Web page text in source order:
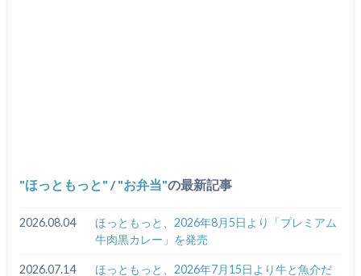
ほっともっと / お弁当 の最新記事
2026.08.04
ほっともっと、2026年8月5日より「プレミアム
牛肉黒カレー」を発売
2026.07.14
ほっともっと、2026年7月15日より牛と魚介だ